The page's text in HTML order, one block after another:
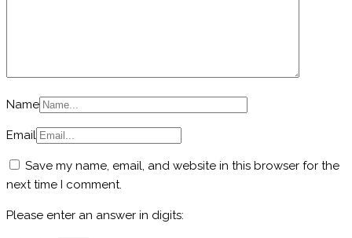
Name
Email
Save my name, email, and website in this browser for the
next time I comment.
Please enter an answer in digits: